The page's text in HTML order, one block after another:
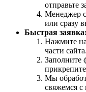
отправьте
Менеджер
или сразу
Быстрая заявка:
Нажмите
части сайта.
Заполните
Мы
свяжемся с